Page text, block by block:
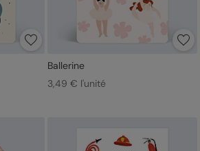
Ballerine
3,49 € l'unité